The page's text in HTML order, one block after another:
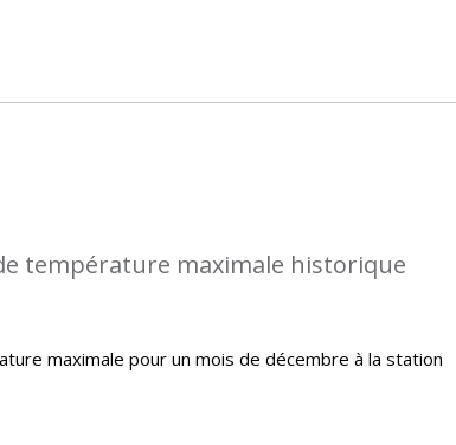
température maximale historique
maximale pour un mois de décembre à la station